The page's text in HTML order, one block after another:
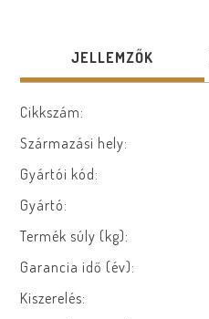
JELLEMZŐK
Cikkszám:
Származási hely:
Gyártói kód:
Gyártó:
Termék súly (kg):
Garancia idő (év):
Kiszerelés: